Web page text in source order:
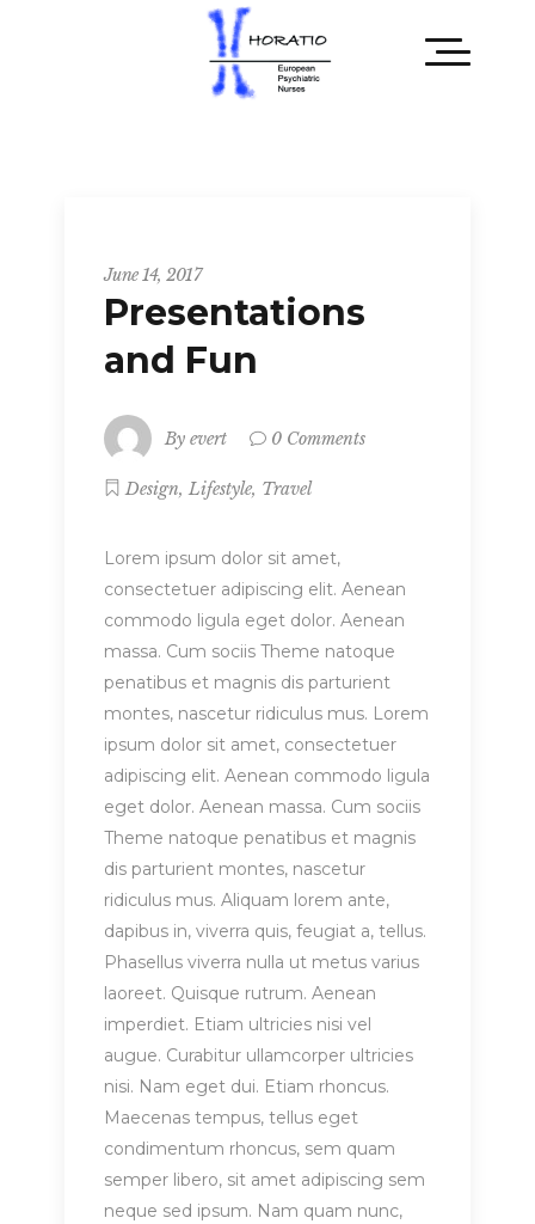
June 14, 2017
Presentations
and Fun
By evert 0 Comments
Design, Lifestyle, Travel
Lorem ipsum dolor sit amet,
consectetuer adipiscing elit. Aenean
commodo ligula eget dolor. Aenean
massa. Cum sociis Theme natoque
penatibus et magnis dis parturient
montes, nascetur ridiculus mus. Lorem
ipsum dolor sit amet, consectetuer
adipiscing elit. Aenean commodo ligula
eget dolor. Aenean massa. Cum sociis
Theme natoque penatibus et magnis
dis parturient montes, nascetur
ridiculus mus. Aliquam lorem ante,
dapibus in, viverra quis, feugiat a, tellus.
Phasellus viverra nulla ut metus varius
laoreet. Quisque rutrum. Aenean
imperdiet. Etiam ultricies nisi vel
augue. Curabitur ullamcorper ultricies
nisi. Nam eget dui. Etiam rhoncus.
Maecenas tempus, tellus eget
condimentum rhoncus, sem quam
semper libero, sit amet adipiscing sem
neque sed ipsum. Nam quam nunc,